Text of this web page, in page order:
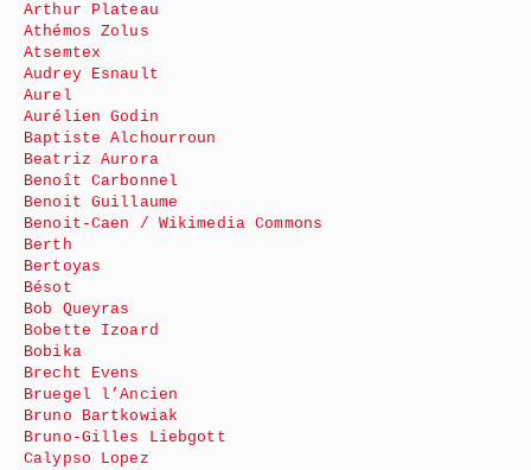
Arthur Plateau
Athémos Zolus
Atsemtex
Audrey Esnault
Aurel
Aurélien Godin
Baptiste Alchourroun
Beatriz Aurora
Benoît Carbonnel
Benoit Guillaume
Benoit-Caen / Wikimedia Commons
Berth
Bertoyas
Bésot
Bob Queyras
Bobette Izoard
Bobika
Brecht Evens
Bruegel l’Ancien
Bruno Bartkowiak
Bruno-Gilles Liebgott
Calypso Lopez